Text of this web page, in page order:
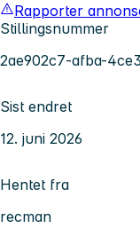
Rapporter
Stillingsnummer
2ae902c7-afba-
Sist endret
12. juni 2026
Hentet fra
recman